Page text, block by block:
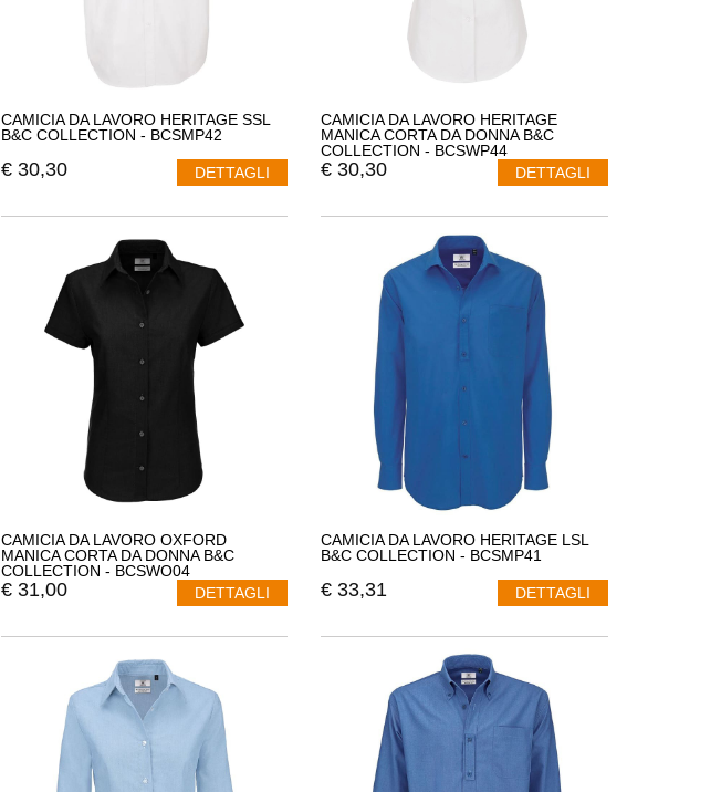
CAMICIA DA LAVORO HERITAGE SSL
B&C COLLECTION - BCSMP42
€ 30,30 DETTAGLI
CAMICIA DA LAVORO HERITAGE
MANICA CORTA DA DONNA B&C
COLLECTION - BCSWP44
€ 30,30 DETTAGLI
CAMICIA DA LAVORO OXFORD
MANICA CORTA DA DONNA B&C
COLLECTION - BCSWO04
€ 31,00 DETTAGLI
CAMICIA DA LAVORO HERITAGE LSL
B&C COLLECTION - BCSMP41
€ 33,31 DETTAGLI